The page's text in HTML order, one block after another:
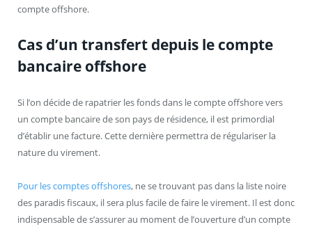
compte offshore.
Cas d’un transfert depuis le compte
bancaire offshore
Si l’on décide de rapatrier les fonds dans le compte offshore vers
un compte bancaire de son pays de résidence, il est primordial
d’établir une facture. Cette dernière permettra de régulariser la
nature du virement.
Pour les comptes offshores, ne se trouvant pas dans la liste noire
des paradis fiscaux, il sera plus facile de faire le virement. Il est donc
indispensable de s’assurer au moment de l’ouverture d’un compte